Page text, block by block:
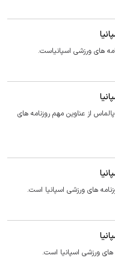
های ورزشی اسپانیاست.
از عناوین مهم روزنامه های
های ورزشی اسپانیا است.
های ورزشی اسپانیا است.